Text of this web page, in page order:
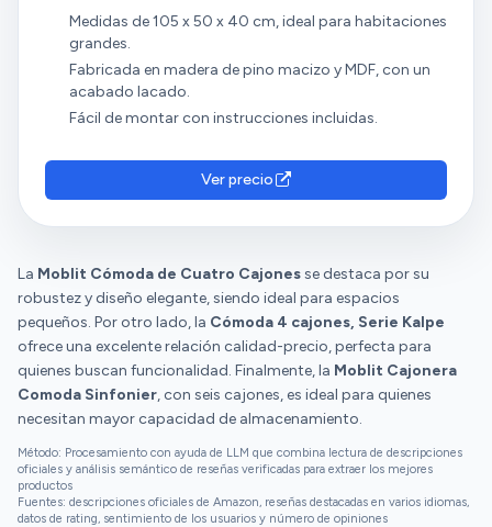
Medidas de 105 x 50 x 40 cm, ideal para habitaciones
grandes.
Fabricada en madera de pino macizo y MDF, con un
acabado lacado.
Fácil de montar con instrucciones incluidas.
Ver precio
La Moblit Cómoda de Cuatro Cajonesse destaca por su
robustez y diseño elegante, siendo ideal para espacios
pequeños. Por otro lado, la Cómoda 4 cajones, Serie Kalpe
ofrece una excelente relación calidad-precio, perfecta para
quienes buscan funcionalidad. Finalmente, la Moblit Cajonera
Comoda Sinfonier, con seis cajones, es ideal para quienes
necesitan mayor capacidad de almacenamiento.
Método: Procesamiento con ayuda de LLM que combina lectura de descripciones
oficiales y análisis semántico de reseñas verificadas para extraer los mejores
productos
Fuentes: descripciones oficiales de Amazon, reseñas destacadas en varios idiomas,
datos de rating, sentimiento de los usuarios y número de opiniones